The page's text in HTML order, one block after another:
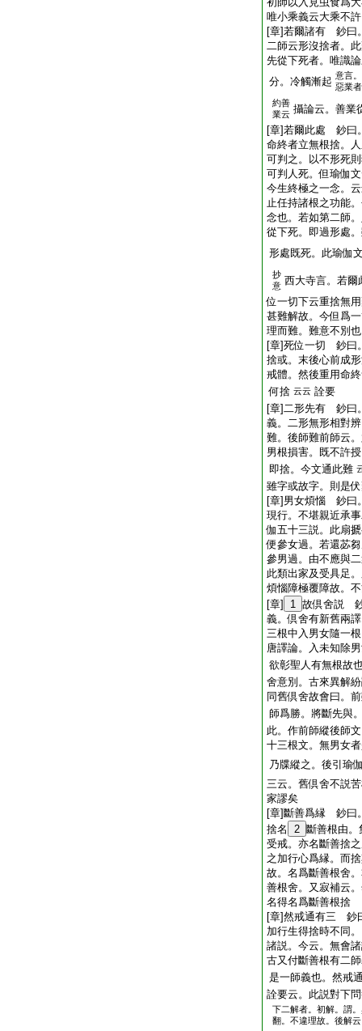
唯小乘義云大乘不許
[章]若爾諸有 鈔曰
二師云形沒捨者。
先從下死者。唯識
分。冷觸漸起 意言
惡業
約善
業云 攝論云。善業
[章]若爾此處 鈔曰
命終者立無根捨。
可判之。以不形死
可判人死。但瑜伽
今生終極之一念。
止任持諸根之功能
念也。若如第二師
從下死。即過形處
形處既死。此瑜伽
抄
意 西大寺言。若爾
位一切下云重捨無
甚難解故。今但爲
理而難。難意不別也
[章]死位一切 鈔曰
捨或。末後心前成
戒體。然後重用命
何捨 云云 詮要
[章]二形先有 鈔曰
義。二形無形相對
難。後師難前師云
男根損害。既不許
即捨。今文通此難
雖字或故字。則是
[章]男女煩惱 鈔曰
現行。不堪親近承
伽五十三説。此扇
便參女過。若還苾
參男過。由不應與
此類出家及受具足
煩惱障極覆障故。
[章]
1 故倶舍説
義。倶舍有新舊兩
三根中入男女隨一
唐譯論。入未知除
欲彰聖人有無根故
舍意別。古來異解
同舊倶舍故會曰。
師爲勝。將斷先與
此。作前師縱後師
十三根文。無男女
乃牒縱之。後引瑜
三云。舊倶舍不説
家謬矣
[章]斷善爲縁 鈔曰
捨名
2 斷善根由
受戒。亦名斷善捨
之加行心爲縁。而
故。名爲斷善根舍
善根舍。又寂補云
名得名爲斷善根捨
[章]然戒通有三 鈔
加行生得捨時不同
諸説。今云。無會
古又付斷善根有二
是一師義也。然戒
詮要云。此説對下
下二解者。初解。謂
翻。不違理故。後解